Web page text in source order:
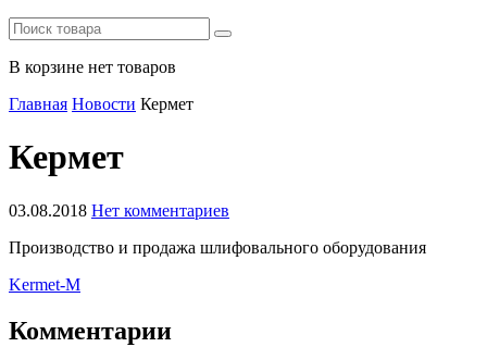
В корзине нет товаров
Главная Новости Кермет
Кермет
03.08.2018 Нет комментариев
Производство и продажа шлифовального оборудования
Kermet-M
Комментарии